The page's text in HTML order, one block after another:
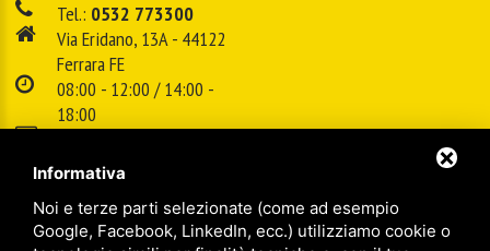
Tel.: 0532 773300
Via Eridano, 13A - 44122
Ferrara FE
08:00 - 12:00 / 14:00 -
18:00
info@cspsrl.biz
Sitemap / Privacy policy/Legal
Informativa
Noi e terze parti selezionate (come ad esempio
Google, Facebook, LinkedIn, ecc.) utilizziamo cookie o